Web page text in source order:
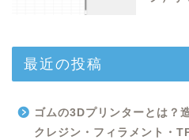
最近の投稿
ゴムの3Dプリンターとは？
クレジン・フィラメント・